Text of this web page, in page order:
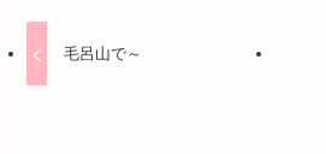
毛呂山で～